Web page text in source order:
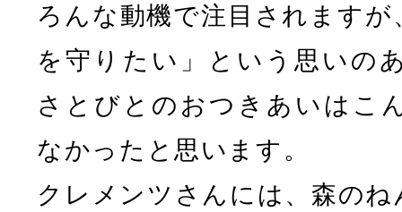
ろんな動機で注目されます
を守りたい」という思いの
さとびとのおつきあいはこ
なかったと思います。
クレメンツさんには、森の